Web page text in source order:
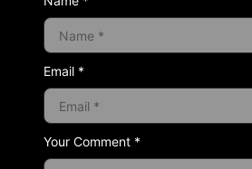
Your Comment *
Email *